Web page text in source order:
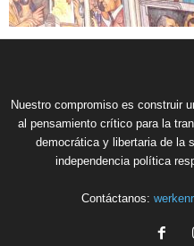
Nuestro compromiso es construir
al pensamiento crítico para la
democrática y libertaria de la
independencia política
Contáctanos: